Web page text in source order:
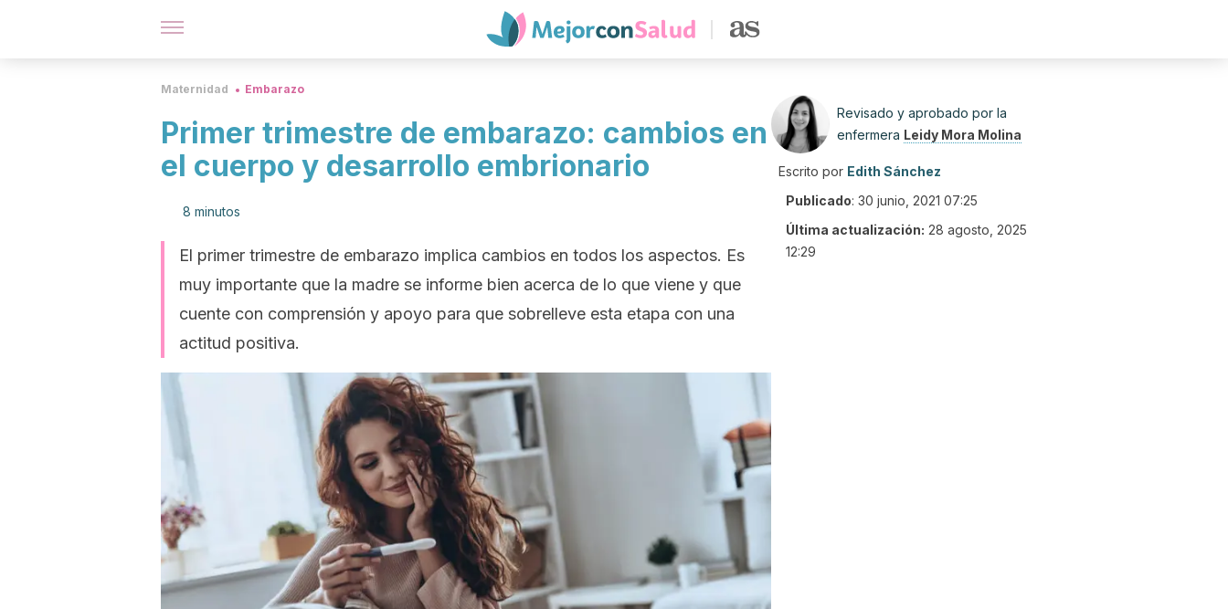
Maternidad Embarazo
Primer trimestre de embarazo: cambios en
el cuerpo y desarrollo embrionario
8 minutos
El primer trimestre de embarazo implica cambios en todos los aspectos. Es
muy importante que la madre se informe bien acerca de lo que viene y que
cuente con comprensión y apoyo para que sobrelleve esta etapa con una
actitud positiva.
Revisado y aprobado por la
enfermera Leidy Mora Molina
Escrito por Edith Sánchez
Publicado: 30 junio, 2021 07:25
Última actualización: 28 agosto, 2025
12:29